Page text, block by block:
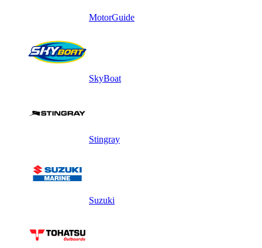
MotorGuide
SkyBoat
Stingray
Suzuki